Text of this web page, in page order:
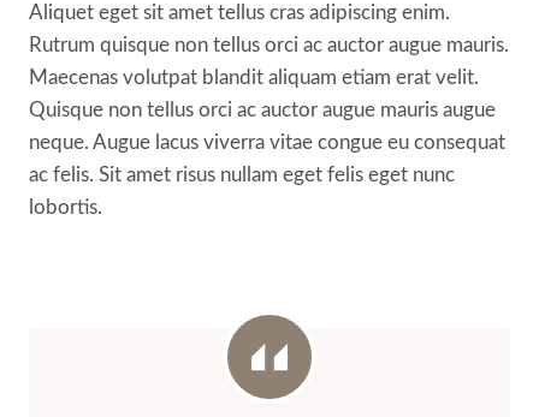
Aliquet eget sit amet tellus cras adipiscing enim.
Rutrum quisque non tellus orci ac auctor augue mauris.
Maecenas volutpat blandit aliquam etiam erat velit.
Quisque non tellus orci ac auctor augue mauris augue
neque. Augue lacus viverra vitae congue eu consequat
ac felis. Sit amet risus nullam eget felis eget nunc
lobortis.